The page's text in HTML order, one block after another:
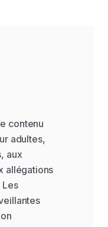
contenu
adultes,
aux
allégations
Les